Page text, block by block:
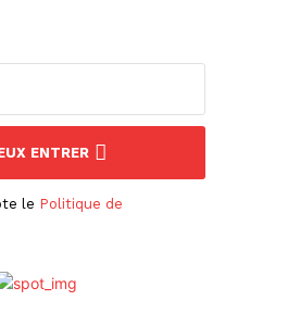
ENTRER
le Politique de